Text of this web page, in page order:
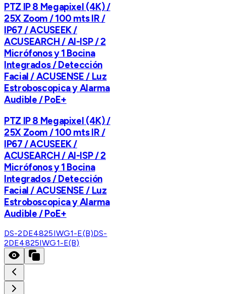
PTZ IP 8 Megapixel (4K) /
25X Zoom / 100 mts IR /
IP67 / ACUSEEK /
ACUSEARCH / AI-ISP / 2
Micrófonos y 1 Bocina
Integrados / Detección
Facial / ACUSENSE / Luz
Estroboscopica y Alarma
Audible / PoE+
PTZ IP 8 Megapixel (4K) /
25X Zoom / 100 mts IR /
IP67 / ACUSEEK /
ACUSEARCH / AI-ISP / 2
Micrófonos y 1 Bocina
Integrados / Detección
Facial / ACUSENSE / Luz
Estroboscopica y Alarma
Audible / PoE+
DS-2DE4825IWG1-E(B)DS-
2DE4825IWG1-E(B)